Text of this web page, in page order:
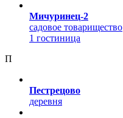
Мичуринец-2
садовое товарищество
1 гостиница
П
Пестрецово
деревня